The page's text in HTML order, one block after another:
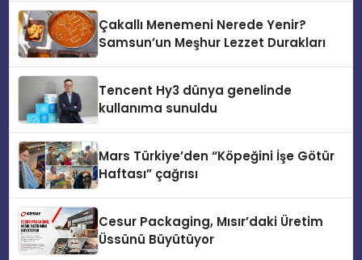
Çakallı Menemeni Nerede Yenir?
Samsun’un Meşhur Lezzet Durakları
Tencent Hy3 dünya genelinde
kullanıma sunuldu
Mars Türkiye’den “Köpeğini İşe Götür
Haftası” çağrısı
Cesur Packaging, Mısır’daki Üretim
Üssünü Büyütüyor